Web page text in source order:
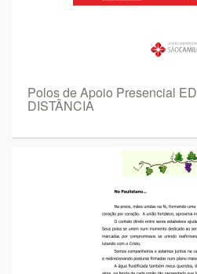
Polos de Apoio Presencial
DISTÂNCIA